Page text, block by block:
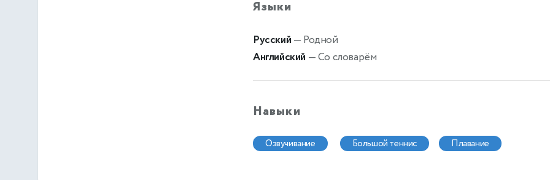
Языки
Русский — Родной
Английский — Со словарём
Навыки
озвучивание большой теннис плавание